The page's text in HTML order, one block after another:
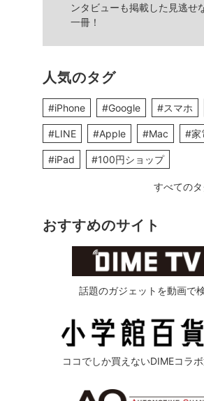
ンタビューも掲載した見逃せ
一冊！
人気のタグ
#iPhone #Google #スマホ
#LINE #Apple #Mac #家
#iPad #100円ショップ
すべての
おすすめのサイト
話題のガジェットを動画で
ココでしか買えないDIMEコラボ